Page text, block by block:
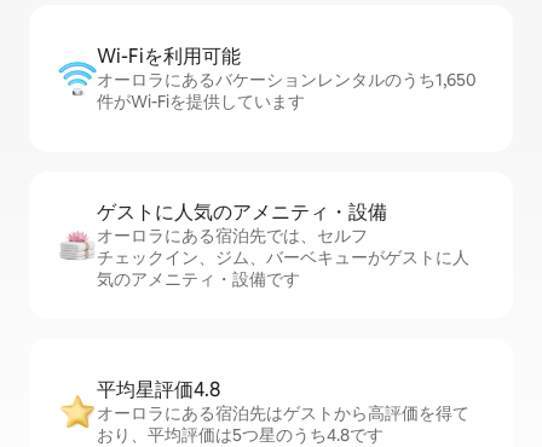
Wi-Fiを利⁠用⁠可⁠能
オーロラにあるバケーションレンタルのうち1,650
件がWi-Fiを提供しています
ゲストに人⁠気⁠のア⁠メ⁠ニ⁠テ⁠ィ・設⁠備
オーロラにある宿泊先では、セ⁠ル⁠フ
チ⁠ェ⁠ッ⁠ク⁠イ⁠ン、ジム、バーベキューがゲストに人
気のアメニティ・設備です
平均星評価4.8
オーロラにある宿泊先はゲストから高評価を得て
おり、平均評価は5つ星のうち4.8です